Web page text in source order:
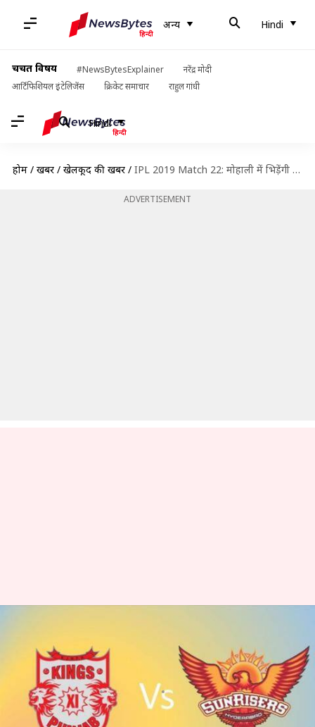
अन्य Hindi
चर्चित विषय #NewsBytesExplainer
नरेंद्र मोदी
आर्टिफिशियल इंटेलिजेंस
क्रिकेट समाचार राहुल गांधी
Hindi
होम / खबरें / खेलकूद की खबरें / IPL 2019 Match 22: मोहाली में भिड़ेंगी KXIP और SRH, जानें संभावित टीम और ड्रीम इलेवन
ADVERTISEMENT
भिड़ेंगी KXIP और SRH, जानें
संभावित टीम और ड्रीम इलेवन
लेखन Neeraj Pandey Apr 08, 2019 11:06 am